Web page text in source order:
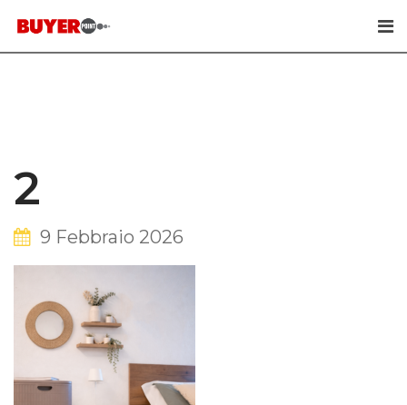
to
2
9 Febbraio 2026